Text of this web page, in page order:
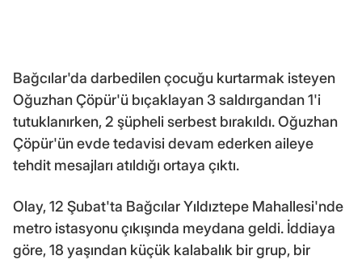
Bağcılar'da darbedilen çocuğu kurtarmak isteyen
Oğuzhan Çöpür'ü bıçaklayan 3 saldırgandan 1'i
tutuklanırken, 2 şüpheli serbest bırakıldı. Oğuzhan
Çöpür'ün evde tedavisi devam ederken aileye
tehdit mesajları atıldığı ortaya çıktı.
Olay, 12 Şubat'ta Bağcılar Yıldıztepe Mahallesi'nde
metro istasyonu çıkışında meydana geldi. İddiaya
göre, 18 yaşından küçük kalabalık bir grup, bir